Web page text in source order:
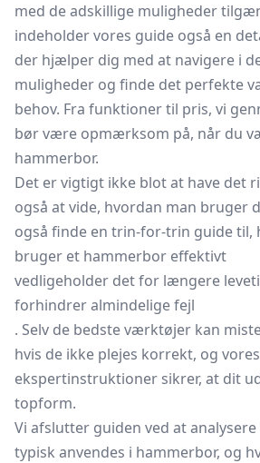
med de adskillige muligheder
indeholder vores guide også en
der hjælper dig med at navigere i
muligheder og finde det perfekte
behov. Fra funktioner til pris, vi
bør være opmærksom på, når du
hammerbor.
Det er vigtigt ikke blot at have det
også at vide, hvordan man bruger
også finde en trin-for-trin guide til,
bruger et hammerbor effektivt
vedligeholder det for længere
forhindrer almindelige fejl
. Selv de bedste værktøjer kan
hvis de ikke plejes korrekt, og vores
ekspertinstruktioner sikrer, at dit
topform.
Vi afslutter guiden ved at
typisk anvendes i hammerbor, og